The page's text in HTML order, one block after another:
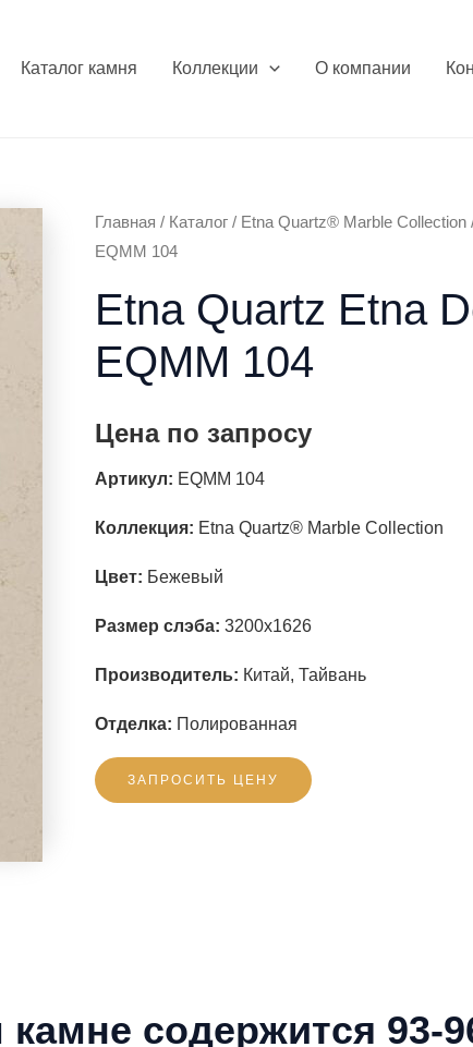
Каталог камня Коллекции О компании
Главная / Каталог / Etna Quartz® Marble Collection
EQMM 104
Etna Quartz Etna
EQMM 104
Цена по запросу
Артикул: EQMM 104
Коллекция: Etna Quartz® Marble Collection
Цвет: Бежевый
Размер слэба: 3200x1626
Производитель: Китай, Тайвань
Отделка: Полированная
ЗАПРОСИТЬ ЦЕНУ
содержится 93-